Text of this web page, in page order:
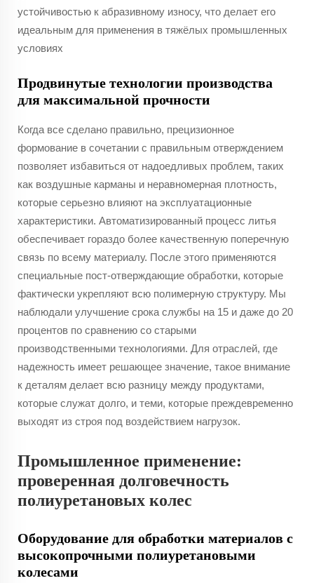
устойчивостью к абразивному износу, что делает его
идеальным для применения в тяжёлых промышленных
условиях
Продвинутые технологии производства
для максимальной прочности
Когда все сделано правильно, прецизионное
формование в сочетании с правильным отверждением
позволяет избавиться от надоедливых проблем, таких
как воздушные карманы и неравномерная плотность,
которые серьезно влияют на эксплуатационные
характеристики. Автоматизированный процесс литья
обеспечивает гораздо более качественную поперечную
связь по всему материалу. После этого применяются
специальные пост-отверждающие обработки, которые
фактически укрепляют всю полимерную структуру. Мы
наблюдали улучшение срока службы на 15 и даже до 20
процентов по сравнению со старыми
производственными технологиями. Для отраслей, где
надежность имеет решающее значение, такое внимание
к деталям делает всю разницу между продуктами,
которые служат долго, и теми, которые преждевременно
выходят из строя под воздействием нагрузок.
Промышленное применение:
проверенная долговечность
полиуретановых колес
Оборудование для обработки материалов с
высокопрочными полиуретановыми
колесами